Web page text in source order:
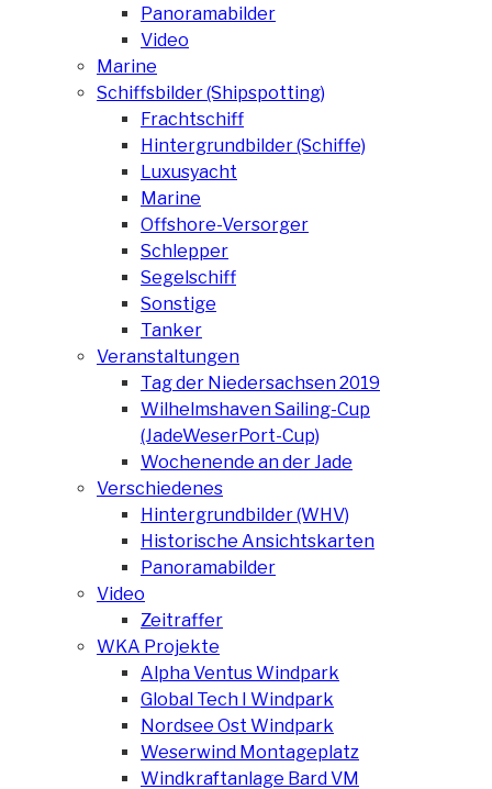
Panoramabilder
Video
Marine
Schiffsbilder (Shipspotting)
Frachtschiff
Hintergrundbilder (Schiffe)
Luxusyacht
Marine
Offshore-Versorger
Schlepper
Segelschiff
Sonstige
Tanker
Veranstaltungen
Tag der Niedersachsen 2019
Wilhelmshaven Sailing-Cup
(JadeWeserPort-Cup)
Wochenende an der Jade
Verschiedenes
Hintergrundbilder (WHV)
Historische Ansichtskarten
Panoramabilder
Video
Zeitraffer
WKA Projekte
Alpha Ventus Windpark
Global Tech I Windpark
Nordsee Ost Windpark
Weserwind Montageplatz
Windkraftanlage Bard VM